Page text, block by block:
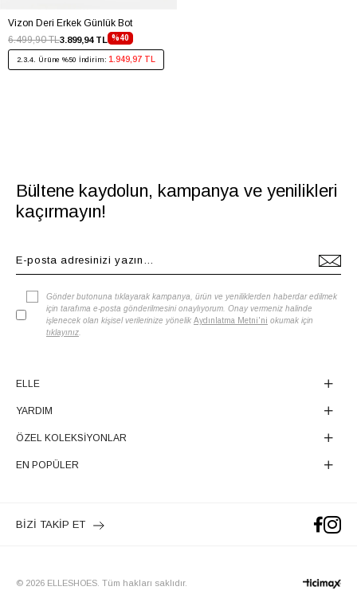
Vizon Deri Erkek Günlük Bot
%40
3.899,94 TL
6.499,90 TL
2.3.4. Ürüne %50 İndirim: 1.949,97 TL
Bültene kaydolun, kampanya ve yenilikleri
kaçırmayın!
Gönder butonuna tıklayarak kampanya, ürün ve yeniliklerden haberdar edilmek
için tarafıma e-posta gönderilmesini onaylıyorum. Onay vermeniz halinde
işlenecek olan kişisel verilerinize yönelik Aydınlatma Metni'ni okumak için
tıklayınız
ELLE
YARDIM
ÖZEL KOLEKSİYONLAR
EN POPÜLER
BİZİ TAKİP ET
© 2026 ELLESHOES. Tüm hakları saklıdır.